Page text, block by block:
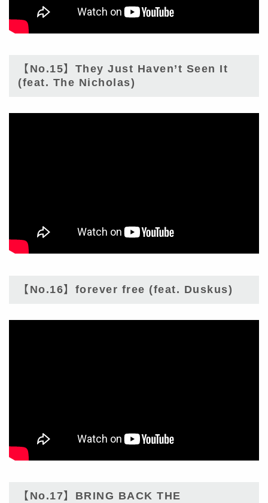
【No.15】They Just Haven’t Seen It
(feat. The Nicholas)
【No.16】forever free (feat. Duskus)
【No.17】BRING BACK THE